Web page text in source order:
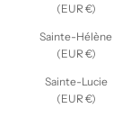
(EUR €)
Sainte-Hélène
(EUR €)
Sainte-Lucie
(EUR €)